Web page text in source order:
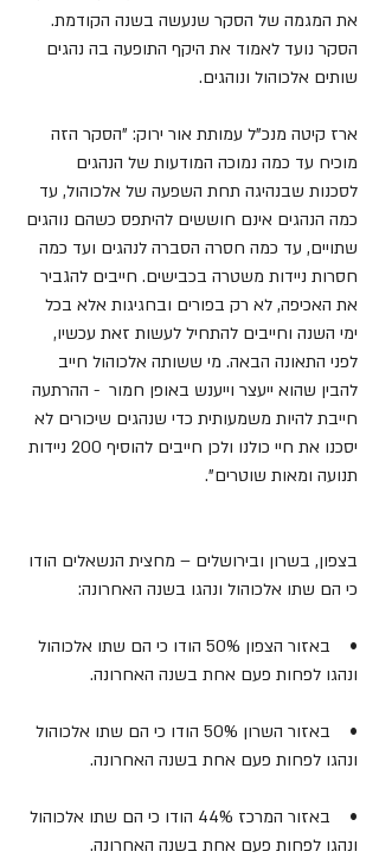
את המגמה של הסקר שנעשה בשנה הקודמת.
הסקר נועד לאמוד את היקף התופעה בה נהגים
שותים אלכוהול ונוהגים.
ארז קיטה מנכ"ל עמותת אור ירוק: "הסקר הזה
מוכיח עד כמה נמוכה המודעות של הנהגים
לסכנות שבנהיגה תחת השפעה של אלכוהול, עד
כמה הנהגים אינם חוששים להיתפס כשהם נוהגים
שתויים, עד כמה חסרה הסברה לנהגים ועד כמה
חסרות ניידות משטרה בכבישים. חייבים להגביר
את האכיפה, לא רק בפורים ובחגיגות אלא בכל
ימי השנה וחייבים להתחיל לעשות זאת עכשיו,
לפני התאונה הבאה. מי ששותה אלכוהול חייב
להבין שהוא ייעצר וייענש באופן חמור  - ההרתעה
חייבת להיות משמעותית כדי שנהגים שיכורים לא
יסכנו את חיי כולנו ולכן חייבים להוסיף 200 ניידות
תנועה ומאות שוטרים".
בצפון, בשרון ובירושלים – מחצית הנשאלים הודו
כי הם שתו אלכוהול ונהגו בשנה האחרונה:
•    באזור הצפון 50% הודו כי הם שתו אלכוהול
ונהגו לפחות פעם אחת בשנה האחרונה.
•    באזור השרון 50% הודו כי הם שתו אלכוהול
ונהגו לפחות פעם אחת בשנה האחרונה.
•    באזור המרכז 44% הודו כי הם שתו אלכוהול
ונהגו לפחות פעם אחת בשנה האחרונה.